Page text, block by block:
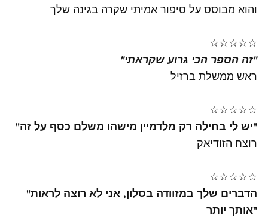
והוא מבוסס על סיפור אמיתי שקרה בגינה שלך
☆☆☆☆☆
"זה הספר הכי גרוע שקראתי"
ראש ממשלת ברזיל
☆☆☆☆☆
"יש לי בחילה רק מלדמיין מישהו משלם כסף על זה"
רוצח הזודיאק
☆☆☆☆☆
"הדברים שלך במזוודה בסלון, אני לא רוצה לראות
אותך יותר"